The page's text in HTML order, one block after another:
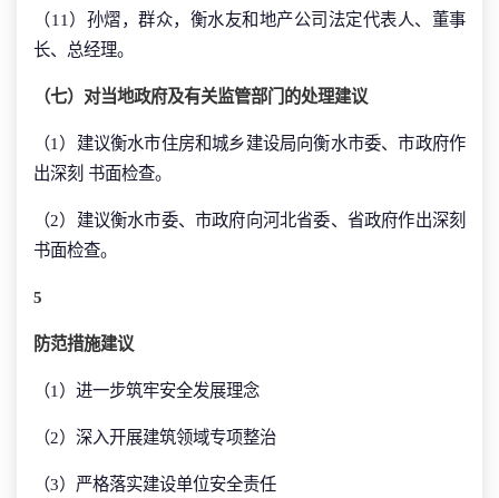
（11）孙熠，群众，衡水友和地产公司法定代表人、董事
长、总经理。
（七）对当地政府及有关监管部门的处理建议
（1）建议衡水市住房和城乡建设局向衡水市委、市政府作
出深刻 书面检查。
（2）建议衡水市委、市政府向河北省委、省政府作出深刻
书面检查。
5
防范措施建议
（1）进一步筑牢安全发展理念
（2）深入开展建筑领域专项整治
（3）严格落实建设单位安全责任